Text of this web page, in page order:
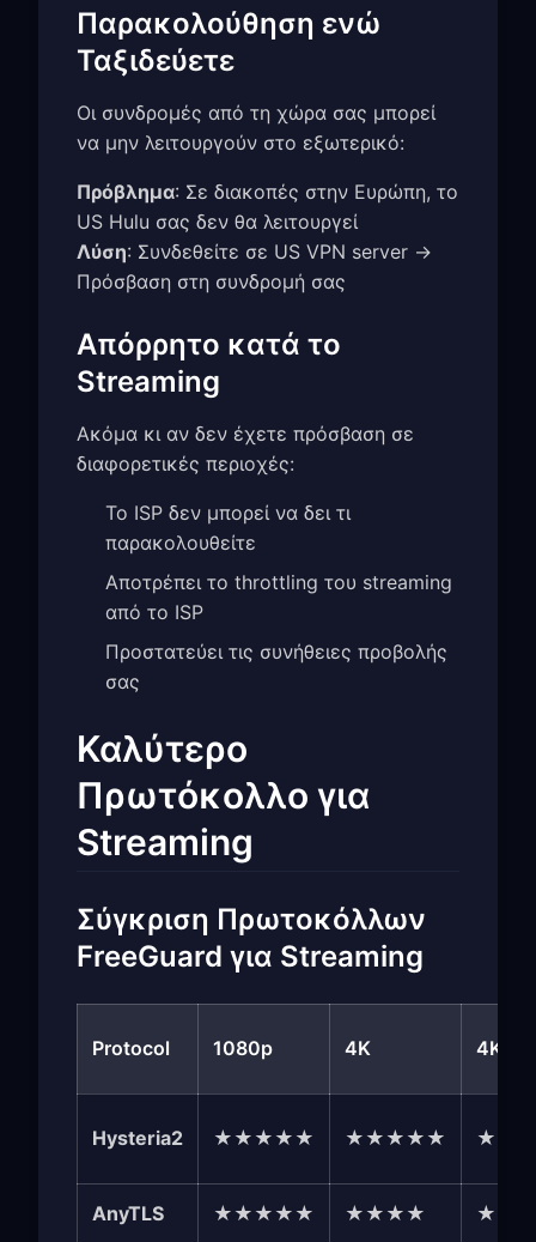
Παρακολούθηση ενώ
Ταξιδεύετε
Οι συνδρομές από τη χώρα σας μπορεί
να μην λειτουργούν στο εξωτερικό:
Πρόβλημα: Σε διακοπές στην Ευρώπη, το
US Hulu σας δεν θα λειτουργεί
Λύση: Συνδεθείτε σε US VPN server →
Πρόσβαση στη συνδρομή σας
Απόρρητο κατά το
Streaming
Ακόμα κι αν δεν έχετε πρόσβαση σε
διαφορετικές περιοχές:
Το ISP δεν μπορεί να δει τι
παρακολουθείτε
Αποτρέπει το throttling του streaming
από το ISP
Προστατεύει τις συνήθειες προβολής
σας
Καλύτερο
Πρωτόκολλο για
Streaming
Σύγκριση Πρωτοκόλλων
FreeGuard για Streaming
Protocol 1080p 4K 4K
Hysteria2 ★★★★★ ★★★★★
AnyTLS ★★★★★ ★★★★